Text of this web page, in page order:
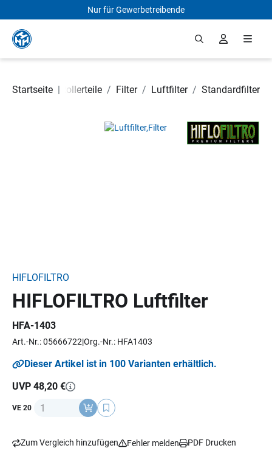
Zum Hauptinhalt springen
Nur für Gewerbetreibende
Startseite |
und Rollerteile / Filter / Luftfilter / Standardfilter
Bildergalerie überspringen
HIFLOFILTRO
HIFLOFILTRO Luftfilter
HFA-1403
Art.-Nr.: 05666722 Org.-Nr.: HFA1403
Dieser Artikel ist in 100 Varianten erhältlich.
UVP 48,20 €
VE 20 Anzahl
Zum Vergleich hinzufügen Fehler melden PDF Drucken